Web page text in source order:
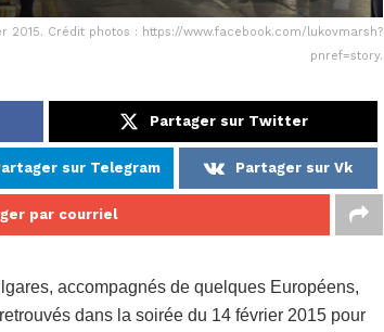
Crédit photos : https://www.facebook.com/lukovmarsh?
pnref=story.
Partager sur Twitter
sur Telegram Partager sur Vk
par courriel
accompagnés de quelques Européens,
dans la soirée du 14 février 2015 pour